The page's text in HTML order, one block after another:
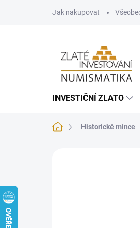
Jak nakupovat
INVESTIČNÍ ZLATO
Domů Historické mince